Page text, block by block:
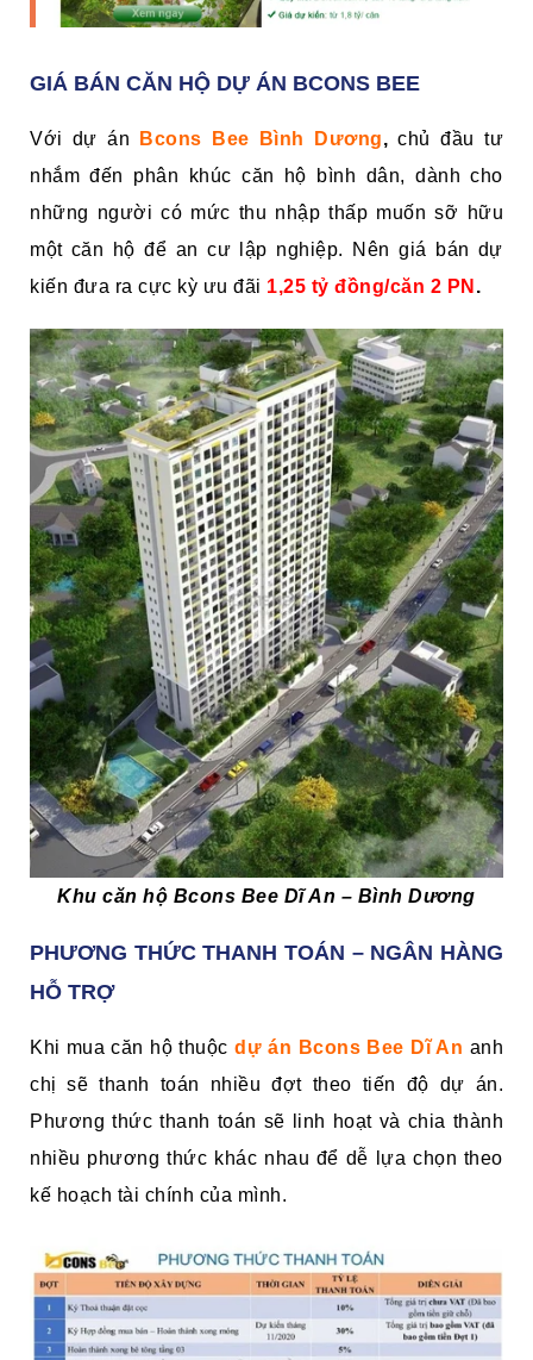
GIÁ BÁN CĂN HỘ DỰ ÁN BCONS BEE
Với dự án Bcons Bee Bình Dương,chủ đầu tư
nhắm đến phân khúc căn hộ bình dân, dành cho
những người có mức thu nhập thấp muốn sỡ hữu
một căn hộ để an cư lập nghiệp. Nên giá bán dự
kiến đưa ra cực kỳ ưu đãi 1,25 tỷ đồng/căn 2 PN .
Khu căn hộ Bcons Bee Dĩ An – Bình Dương
PHƯƠNG THỨC THANH TOÁN – NGÂN HÀNG
HỖ TRỢ
Khi mua căn hộ thuộcdự án Bcons Bee Dĩ An anh
chị sẽ thanh toán nhiều đợt theo tiến độ dự án.
Phương thức thanh toán sẽ linh hoạt và chia thành
nhiều phương thức khác nhau để dễ lựa chọn theo
kế hoạch tài chính của mình.